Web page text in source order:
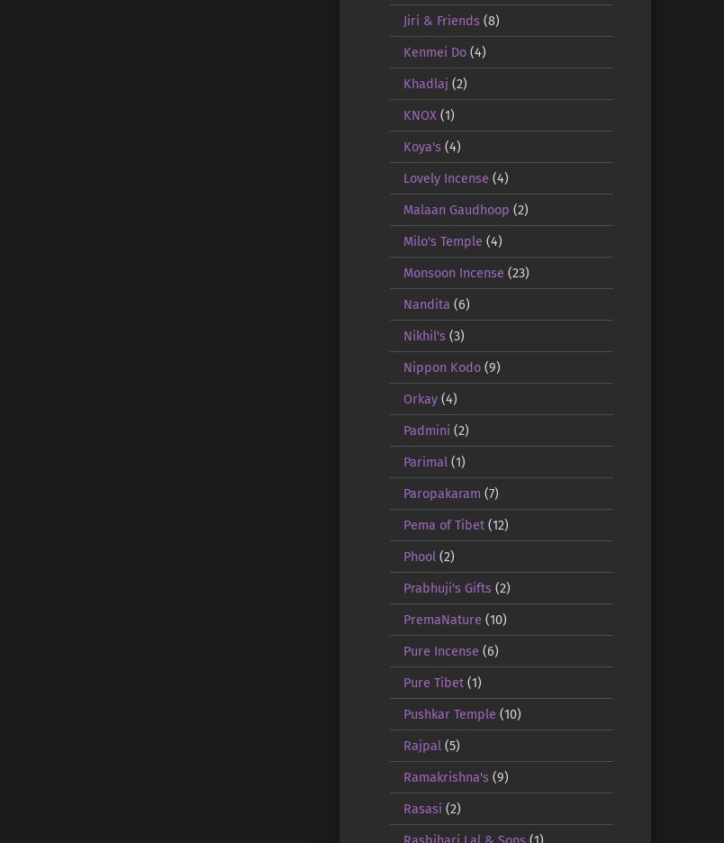
Jiri & Friends(8)
Kenmei Do(4)
Khadlaj (2)
KNOX (1)
Koya's(4)
Lovely Incense (4)
Malaan Gaudhoop (2)
Milo's Temple (4)
Monsoon Incense (23)
Nandita (6)
Nikhil's(3)
Nippon Kodo(9)
Orkay(4)
Padmini (2)
Parimal (1)
Paropakaram (7)
Pema of Tibet(12)
Phool (2)
Prabhuji's Gifts(2)
PremaNature (10)
Pure Incense (6)
Pure Tibet(1)
Pushkar Temple (10)
Rajpal (5)
Ramakrishna's(9)
Rasasi (2)